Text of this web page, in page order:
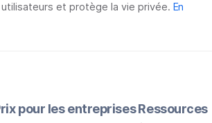
et protège la vie privée. En
pour les entreprisesRessources